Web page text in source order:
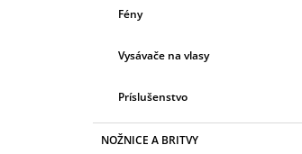
Fény
Vysávače na vlasy
Príslušenstvo
NOŽNICE A BRITVY